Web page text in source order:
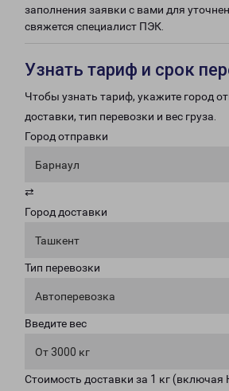
заполнения заявки с вами для
свяжется специалист ПЭК.
Узнать тариф и срок
Чтобы узнать тариф, укажите город
доставки, тип перевозки и вес груза.
Город отправки
Барнаул
⇄
Город доставки
Ташкент
Тип перевозки
Автоперевозка
Введите вес
От 3000 кг
Стоимость доставки за 1 кг